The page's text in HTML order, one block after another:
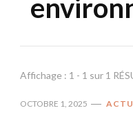
Affichage : 1 - 1 sur 1
OCTOBRE 1, 2025